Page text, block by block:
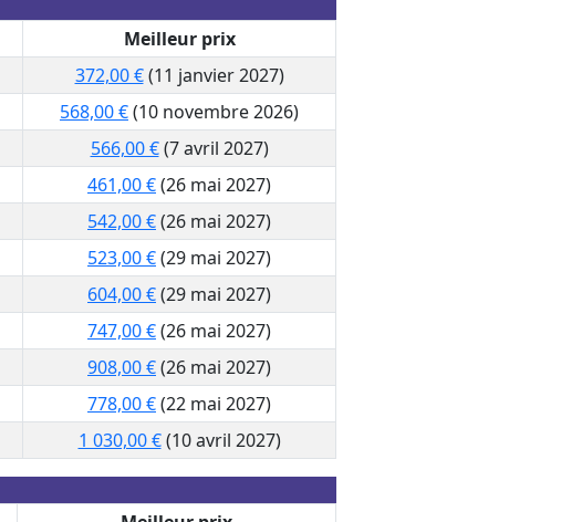
Meilleur prix
372,00 €(11 janvier 2027)
568,00 €(10 novembre 2026)
566,00 €(7 avril 2027)
461,00 €(26 mai 2027)
542,00 €(26 mai 2027)
523,00 €(29 mai 2027)
604,00 €(29 mai 2027)
747,00 €(26 mai 2027)
908,00 €(26 mai 2027)
778,00 €(22 mai 2027)
1 030,00 €(10 avril 2027)